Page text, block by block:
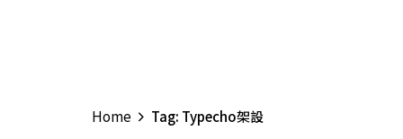
Home Tag: Typecho架設